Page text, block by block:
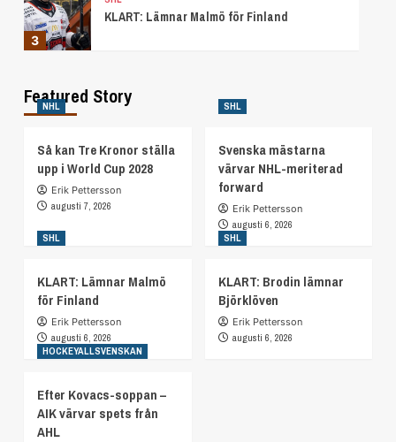
3
KLART: Lämnar Malmö för Finland
SHL
KLART: Brodin lämnar Björklöven
5
HOCKEYALLSVENSKAN
Efter Kovacs-soppan – AIK värvar spets från
NHL
Så kan Tre Kronor ställa upp i World Cup
2028
2
Svenska mästarna värvar NHL-meriterad
forward
Featured Story
NHL
Så kan Tre Kronor ställa
upp i World Cup 2028
Erik Pettersson
augusti 7, 2026
SHL
Svenska mästarna
värvar NHL-meriterad
forward
Erik Pettersson
augusti 6, 2026
SHL
KLART: Lämnar Malmö
för Finland
Erik Pettersson
augusti 6, 2026
SHL
KLART: Brodin lämnar
Björklöven
Erik Pettersson
augusti 6, 2026
HOCKEYALLSVENSKAN
Efter Kovacs-soppan –
AIK värvar spets från
AHL